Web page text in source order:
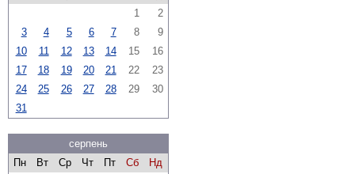
1
2
3
4 5 6 7 8
9
10
11 12 13 14 15
16
17
18 19 20 21 22
23
24
25 26 27 28 29
30
31
серпень
Пн
Вт Ср Чт Пт Сб
Нд